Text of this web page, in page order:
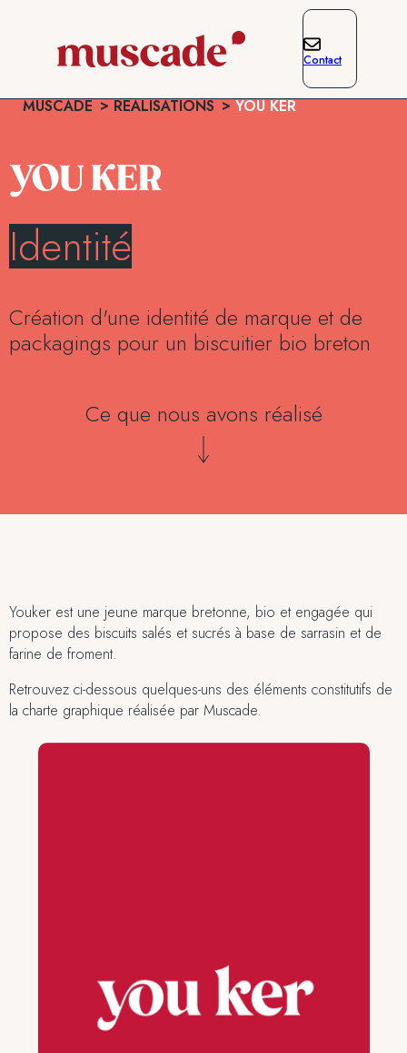
Contact
MUSCADE RÉALISATIONS YOU KER
YOU KER
Identité
Création d'une identité de marque et de
packagings pour un biscuitier bio breton
Ce que nous avons réalisé
Youker est une jeune marque bretonne, bio et engagée qui
propose des biscuits salés et sucrés à base de sarrasin et de
farine de froment.
Retrouvez ci-dessous quelques-uns des éléments constitutifs de
la charte graphique réalisée par Muscade.